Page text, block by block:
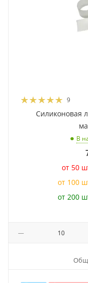
9
Силиконовая
В
от 50
от 100
от 200